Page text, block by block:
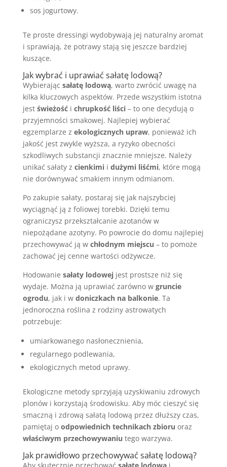
sos jogurtowy.
Te proste dressingi wydobywają jej naturalny aromat
i sprawiają, że potrawy stają się jeszcze bardziej
kuszące.
Jak wybrać i uprawiać sałatę lodową?
Wybierając sałatę lodową, warto zwrócić uwagę na
kilka kluczowych aspektów. Przede wszystkim istotna
jest świeżośći chrupkość liści– to one decydują o
przyjemności smakowej. Najlepiej wybierać
egzemplarze z ekologicznych upraw, ponieważ ich
jakość jest zwykle wyższa, a ryzyko obecności
szkodliwych substancji znacznie mniejsze. Należy
unikać sałaty z cienkimii dużymi liśćmi, które mogą
nie dorównywać smakiem innym odmianom.
Po zakupie sałaty, postaraj się jak najszybciej
wyciągnąć ją z foliowej torebki. Dzięki temu
ograniczysz przekształcanie azotanów w
niepożądane azotyny. Po powrocie do domu najlepiej
przechowywać ją w chłodnym miejscu – to pomoże
zachować jej cenne wartości odżywcze.
Hodowanie sałaty lodowejjest prostsze niż się
wydaje. Można ją uprawiać zarówno w gruncie
ogrodu, jak i w doniczkach na balkonie. Ta
jednoroczna roślina z rodziny astrowatych
potrzebuje:
umiarkowanego nasłonecznienia,
regularnego podlewania,
ekologicznych metod uprawy.
Ekologiczne metody sprzyjają uzyskiwaniu zdrowych
plonów i korzystają środowisku. Aby móc cieszyć się
smaczną i zdrową sałatą lodową przez dłuższy czas,
pamiętaj o odpowiednich technikach zbioru oraz
właściwym przechowywaniu tego warzywa.
Jak prawidłowo przechowywać sałatę lodową?